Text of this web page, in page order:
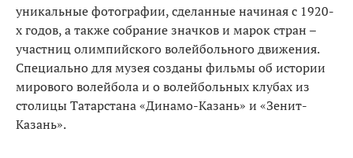
уникальные фотографии, сделанные начиная с 1920-
х годов, а также собрание значков и марок стран –
участниц олимпийского волейбольного движения.
Специально для музея созданы фильмы об истории
мирового волейбола и о волейбольных клубах из
столицы Татарстана «Динамо-Казань» и «Зенит-
Казань».